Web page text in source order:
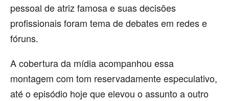
pessoal de atriz famosa e suas decisões
profissionais foram tema de debates em redes e
fóruns.
A cobertura da mídia acompanhou essa
montagem com tom reservadamente especulativo,
até o episódio hoje que elevou o assunto a outro